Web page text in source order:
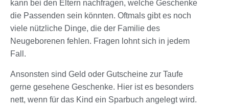
kann bei den Eltern nachfragen, welche Geschenke
die Passenden sein könnten. Oftmals gibt es noch
viele nützliche Dinge, die der Familie des
Neugeborenen fehlen. Fragen lohnt sich in jedem
Fall.
Ansonsten sind Geld oder Gutscheine zur Taufe
gerne gesehene Geschenke. Hier ist es besonders
nett, wenn für das Kind ein Sparbuch angelegt wird.